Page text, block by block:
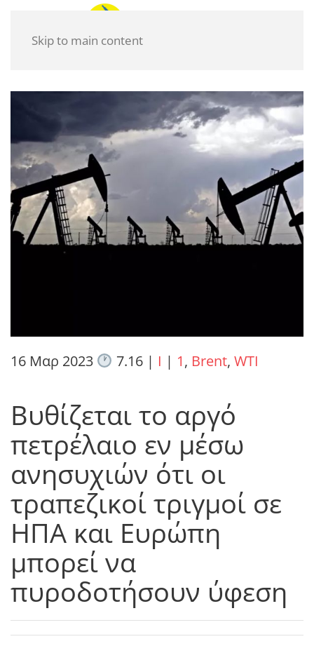
Skip to main content
16 Μαρ 2023 7.16| I | 1, Brent, WTI
Βυθίζεται το αργό
πετρέλαιο εν μέσω
ανησυχιών ότι οι
τραπεζικοί τριγμοί σε
ΗΠΑ και Ευρώπη
μπορεί να
πυροδοτήσουν ύφεση